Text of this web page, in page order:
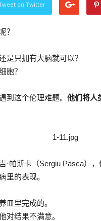
on Twitter
？
是只拥有大脑就可以？
胞？
到这个伦理难题。 他们将人
·帕斯卡（Sergiu Pasca）
里的表现。
皿里完成的。
对结果不满意。